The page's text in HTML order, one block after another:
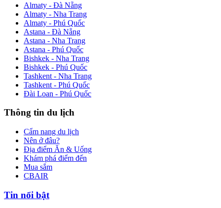
Almaty - Đà Nẵng
Almaty - Nha Trang
Almaty - Phú Quốc
Astana - Đà Nẵng
Astana - Nha Trang
Astana - Phú Quốc
Bishkek - Nha Trang
Bishkek - Phú Quốc
Tashkent - Nha Trang
Tashkent - Phú Quốc
Đài Loan - Phú Quốc
Thông tin du lịch
Cẩm nang du lịch
Nên ở đâu?
Địa điểm Ăn & Uống
Khám phá điểm đến
Mua sắm
CBAIR
Tin nổi bật